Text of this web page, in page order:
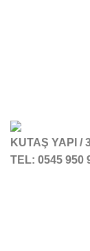
KUTAŞ YAPI /
TEL: 0545 950